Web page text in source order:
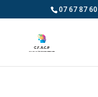
07 67 87